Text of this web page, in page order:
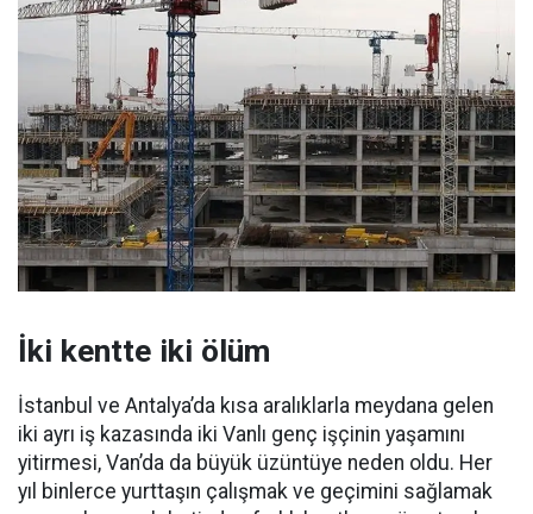
İki kentte iki ölüm
İstanbul ve Antalya’da kısa aralıklarla meydana gelen
iki ayrı iş kazasında iki Vanlı genç işçinin yaşamını
yitirmesi, Van’da da büyük üzüntüye neden oldu. Her
yıl binlerce yurttaşın çalışmak ve geçimini sağlamak